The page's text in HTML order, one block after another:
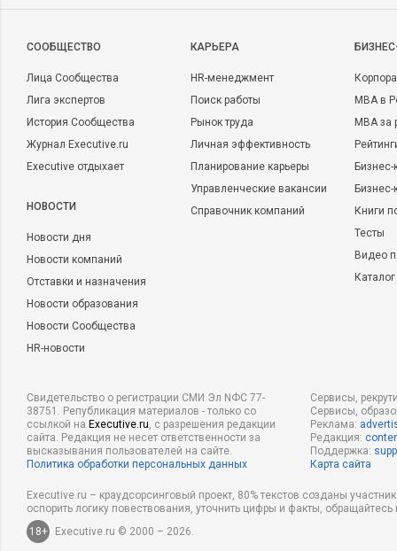
CООБЩЕСТВО
Лица Сообщества
Лига экспертов
История Сообщества
Журнал Executive.ru
Executive отдыхает
НОВОСТИ
Новости дня
Новости компаний
Отставки и назначения
Новости образования
Новости Сообщества
HR-новости
КАРЬЕРА
HR-менеджмент
Поиск работы
Рынок труда
Личная эффективность
Планирование карьеры
Управленческие вакансии
Справочник компаний
MBA в
MBA
Бизнес-
Книги
Тесты
Видео
Свидетельство о регистрации СМИ Эл NФС 77-
38751. Републикация материалов - только со
ссылкой на Executive.ru, с разрешения редакции
сайта. Редакция не несет ответственности за
высказывания пользователей на сайте.
Политика обработки персональных данных
Сервисы,
Сервисы,
Реклама:
Редакция:
Поддержка:
Карта сайта
Executive.ru – краудсорсинговый проект, 80% текстов созданы
оспорить логику повествования, уточнить цифры и факты,
18+
Executive.ru © 2000 – 2026.